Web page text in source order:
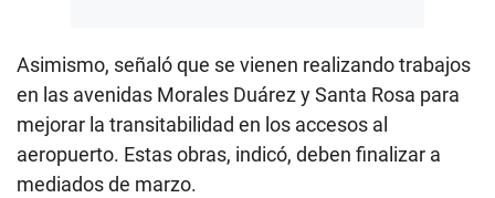
Asimismo, señaló que se vienen realizando trabajos
en las avenidas Morales Duárez y Santa Rosa para
mejorar la transitabilidad en los accesos al
aeropuerto. Estas obras, indicó, deben finalizar a
mediados de marzo.